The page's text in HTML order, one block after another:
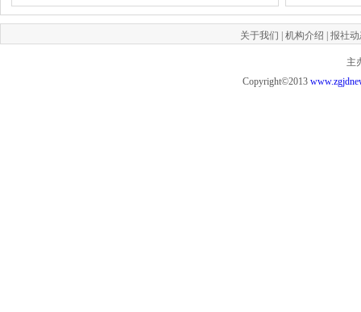
关于我们 机构介绍 报社
主
Copyright©2013